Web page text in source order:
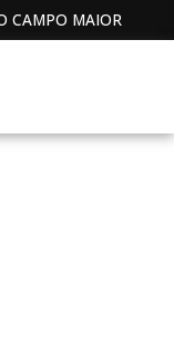
CAMPO MAIOR